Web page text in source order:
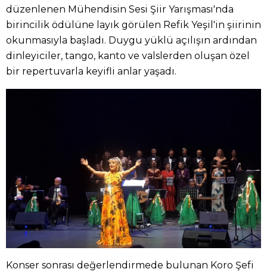
düzenlenen Mühendisin Sesi Şiir Yarışması'nda
birincilik ödülüne layık görülen Refik Yeşil'in şiirinin
okunmasıyla başladı. Duygu yüklü açılışın ardından
dinleyiciler, tango, kanto ve valslerden oluşan özel
bir repertuvarla keyifli anlar yaşadı.
Konser sonrası değerlendirmede bulunan Koro Şefi